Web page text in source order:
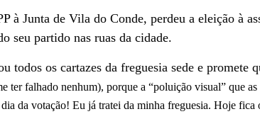
à Junta de Vila do Conde, perdeu a eleição à
seu partido nas ruas da cidade.
todos os cartazes da freguesia sede e promete
ter falhado nenhum), porque a “poluição visual” que
da votação! Eu já tratei da minha freguesia. Hoje fica